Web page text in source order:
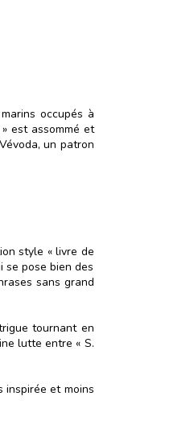
occupés à
est assommé et
un patron
style « livre de
se pose bien des
sans grand
tournant en
lutte entre « S.
inspirée et moins